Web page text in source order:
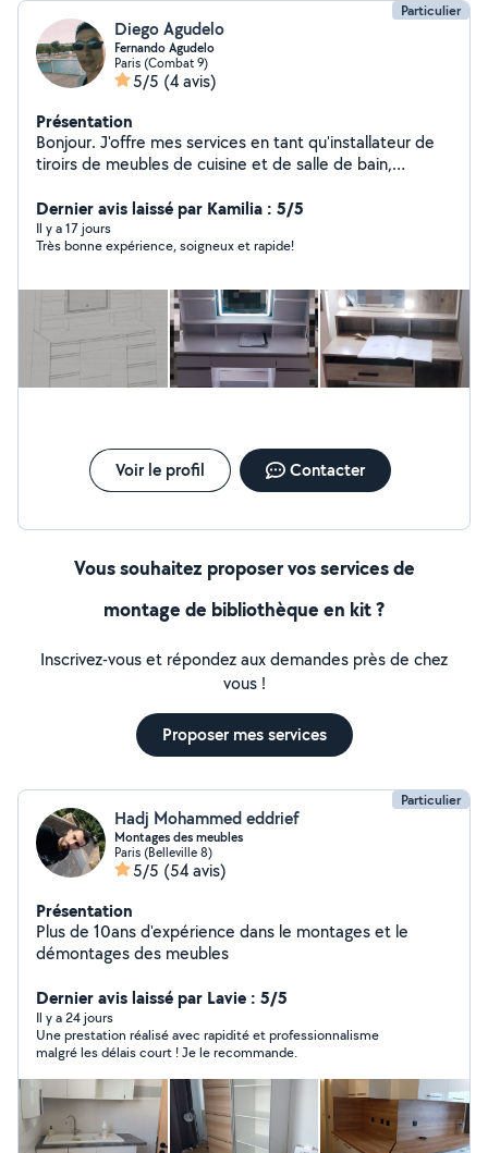
Particulier
Diego Agudelo
Fernando Agudelo
Paris (Combat 9)
5/5 (4 avis)
Présentation
Bonjour. J'offre mes services en tant qu'installateur de
tiroirs de meubles de cuisine et de salle de bain,
construction et la décoration de la maison.
Dernier avis laissé par Kamilia : 5/5
Il y a 17 jours
Très bonne expérience, soigneux et rapide!
Voir le profil Contacter
Vous souhaitez proposer vos services de
montage de bibliothèque en kit ?
Inscrivez-vous et répondez aux demandes près de chez
vous !
Proposer mes services
Particulier
Hadj Mohammed eddrief
Montages des meubles
Paris (Belleville 8)
5/5 (54 avis)
Présentation
Plus de 10ans d'expérience dans le montages et le
démontages des meubles
Dernier avis laissé par Lavie : 5/5
Il y a 24 jours
Une prestation réalisé avec rapidité et professionnalisme
malgré les délais court ! Je le recommande.